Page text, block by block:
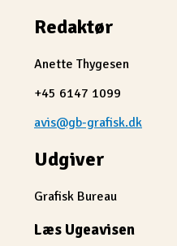
Redaktør
Anette Thygesen
+45 6147 1099
avis@gb-grafisk.dk
Udgiver
Grafisk Bureau
Læs Ugeavisen